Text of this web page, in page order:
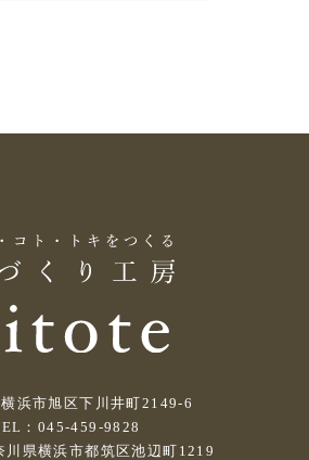
浜市旭区下川井町2149-6
：045-459-9828
川県横浜市都筑区池辺町1219